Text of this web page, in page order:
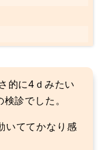
的に4ｄみたい
診でした。
いててかなり感